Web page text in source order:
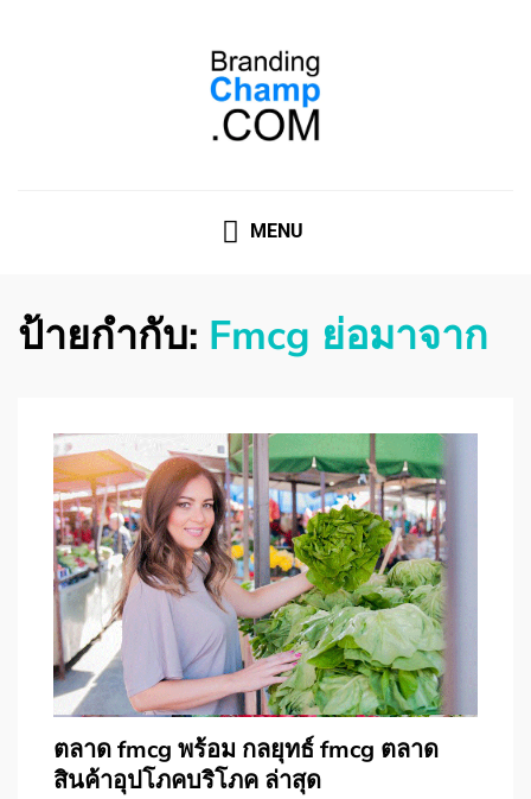
MENU
ป้ายกำกับ: Fmcg ย่อมาจาก
ตลาด fmcg พร้อม กลยุทธ์ fmcg ตลาด
สินค้าอุปโภคบริโภค ล่าสุด